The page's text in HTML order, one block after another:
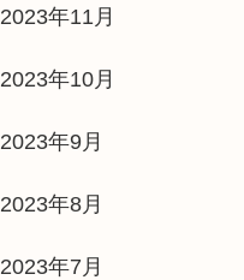
2023年11月
2023年10月
2023年9月
2023年8月
2023年7月